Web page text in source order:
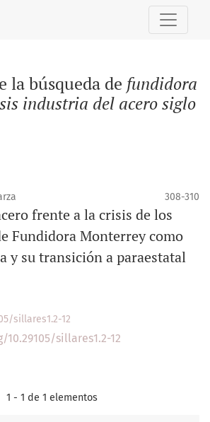
la búsqueda de fundidora
industria del acero siglo
308-310
frente a la crisis de los
Fundidora Monterrey como
y su transición a paraestatal
sillares1.2-12
sillares1.2-12
1 - 1 de 1 elementos